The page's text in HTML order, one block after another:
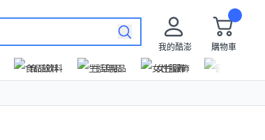
我的酷澎
購物車
食品飲料 生活用品 女性服飾